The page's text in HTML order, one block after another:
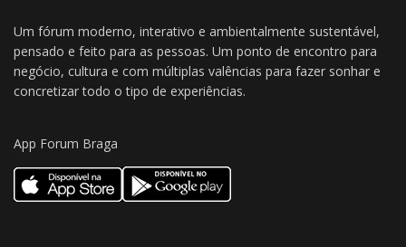
Um fórum moderno, interativo e ambientalmente sustentável,
pensado e feito para as pessoas. Um ponto de encontro para
negócio, cultura e com múltiplas valências para fazer sonhar e
concretizar todo o tipo de experiências.
App Forum Braga